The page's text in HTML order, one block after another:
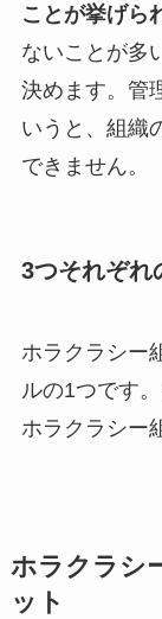
ことが挙げら
ないことが多
決めます。管
いうと、組織
できません。
3つそれぞれ
ホラクラシー
ルの1つです
ホラクラシー
ホラクラシ
ット